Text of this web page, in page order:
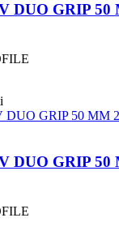
DUO GRIP 50
DUO GRIP 50